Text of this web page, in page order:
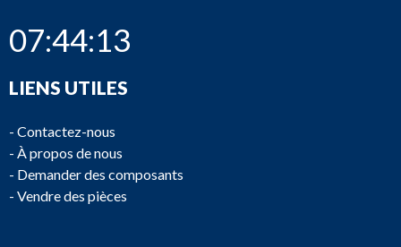
07:44:13
LIENS UTILES
- Contactez-nous
- À propos de nous
- Demander des composants
- Vendre des pièces